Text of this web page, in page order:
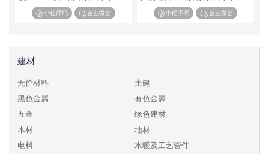
小程序码 企业微信 小程序码 企业微信
建材
无价材料
土建
黑色金属
有色金属
五金
绿色建材
木材
地材
电料
水暖及工艺管件